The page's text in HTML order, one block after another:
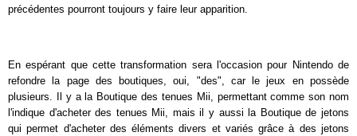
précédentes pourront toujours y faire leur apparition.
En espérant que cette transformation sera l'occasion pour Nintendo de
refondre la page des boutiques, oui, "des", car le jeux en possède
plusieurs. Il y a la Boutique des tenues Mii, permettant comme son nom
l'indique d'acheter des tenues Mii, mais il y aussi la Boutique de jetons
qui permet d'acheter des éléments divers et variés grâce à des jetons